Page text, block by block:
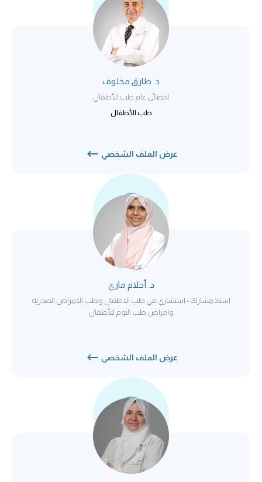
د. طارق مخلوف
اخصائي عام طب الأطفال
طب الأطفال
عرض الملف الشخصي
د. أحلام مازي
استاذ مشارك - استشاري في طب الاطفال وطب الامراض الصدرية
وامراض طب النوم للأطفال
عرض الملف الشخصي